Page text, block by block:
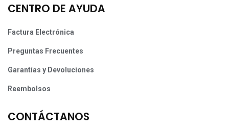
CENTRO DE AYUDA
Factura Electrónica
Preguntas Frecuentes
Garantías y Devoluciones
Reembolsos
CONTÁCTANOS